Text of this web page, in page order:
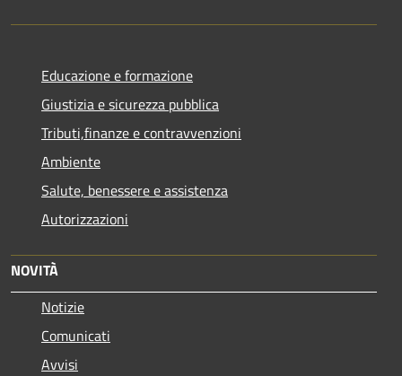
Educazione e formazione
Giustizia e sicurezza pubblica
Tributi,finanze e contravvenzioni
Ambiente
Salute, benessere e assistenza
Autorizzazioni
NOVITÀ
Notizie
Comunicati
Avvisi